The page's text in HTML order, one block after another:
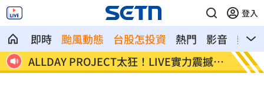
登入
即時 颱風動態 台股怎投資 熱門 影音
熱搜
莫
ALLDAY PROJECT太狂！LIVE實力震撼全
場
顧立
勞